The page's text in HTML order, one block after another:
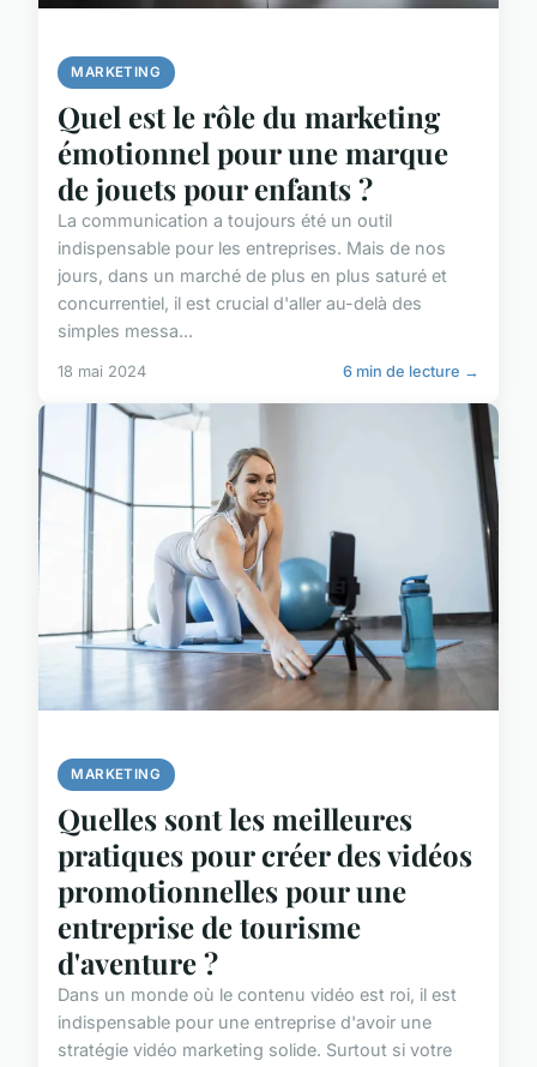
MARKETING
Quel est le rôle du marketing
émotionnel pour une marque
de jouets pour enfants ?
La communication a toujours été un outil
indispensable pour les entreprises. Mais de nos
jours, dans un marché de plus en plus saturé et
concurrentiel, il est crucial d'aller au-delà des
simples messa...
18 mai 2024 6 min de lecture →
MARKETING
Quelles sont les meilleures
pratiques pour créer des vidéos
promotionnelles pour une
entreprise de tourisme
d'aventure ?
Dans un monde où le contenu vidéo est roi, il est
indispensable pour une entreprise d'avoir une
stratégie vidéo marketing solide. Surtout si votre